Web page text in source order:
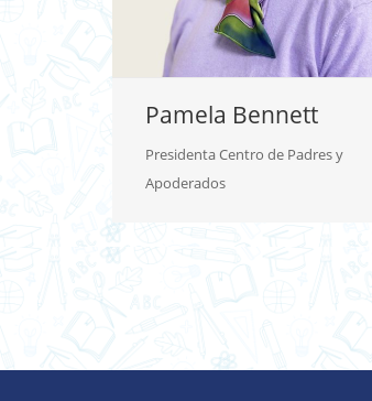
Pamela Bennett
Presidenta Centro de Padres y
Apoderados